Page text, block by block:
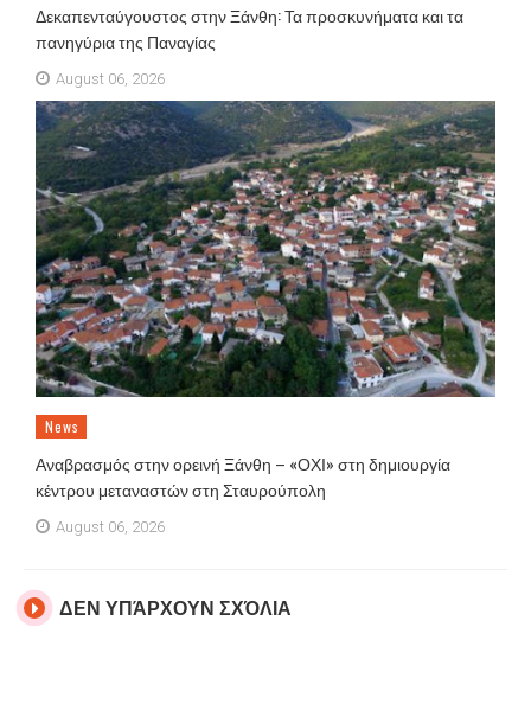
Δεκαπενταύγουστος στην Ξάνθη: Τα προσκυνήματα και τα
πανηγύρια της Παναγίας
August 06, 2026
News
Αναβρασμός στην ορεινή Ξάνθη – «ΟΧΙ» στη δημιουργία
κέντρου μεταναστών στη Σταυρούπολη
August 06, 2026
ΔΕΝ ΥΠΆΡΧΟΥΝ ΣΧΌΛΙΑ